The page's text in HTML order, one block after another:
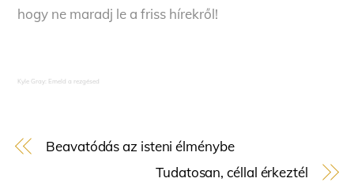
hogy ne maradj le a friss hírekről!
Kyle Gray: Emeld a rezgésed
Beavatódás az isteni élménybe
Tudatosan, céllal érkeztél